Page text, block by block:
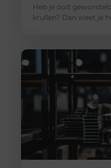
Heb je ooit
krullen? Dan weet je